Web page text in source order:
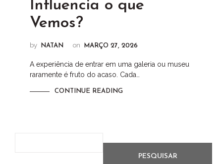
Influencia o que
Vemos?
by NATAN on MARÇO 27, 2026
A experiência de entrar em uma galeria ou museu
raramente é fruto do acaso. Cada…
CONTINUE READING
PESQUISAR